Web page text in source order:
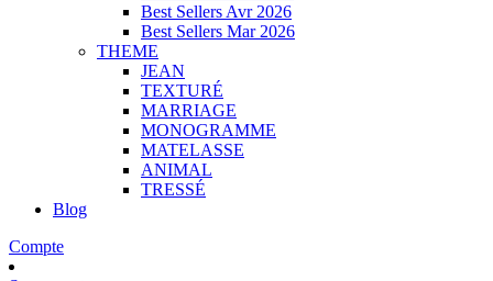
Best Sellers Avr 2026
Best Sellers Mar 2026
THEME
JEAN
TEXTURÉ
MARRIAGE
MONOGRAMME
MATELASSE
ANIMAL
TRESSÉ
Blog
Compte